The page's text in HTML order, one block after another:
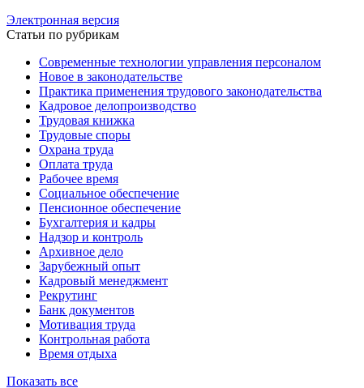
Электронная версия
Статьи по рубрикам
Современные технологии управления персоналом
Новое в законодательстве
Практика применения трудового законодательства
Кадровое делопроизводство
Трудовая книжка
Трудовые споры
Охрана труда
Оплата труда
Рабочее время
Социальное обеспечение
Пенсионное обеспечение
Бухгалтерия и кадры
Надзор и контроль
Архивное дело
Зарубежный опыт
Кадровый менеджмент
Рекрутинг
Банк документов
Мотивация труда
Контрольная работа
Время отдыха
Показать все